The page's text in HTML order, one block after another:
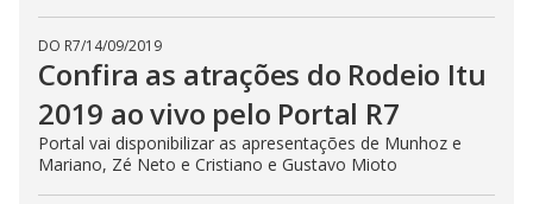
DO R7/14/09/2019
Confira as atrações do Rodeio Itu
2019 ao vivo pelo Portal R7
Portal vai disponibilizar as apresentações de Munhoz e
Mariano, Zé Neto e Cristiano e Gustavo Mioto